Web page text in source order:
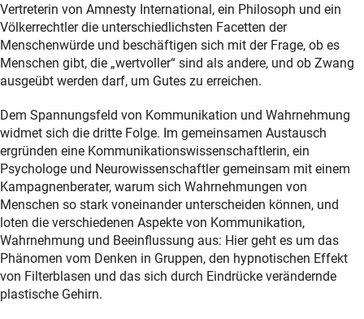
Vertreterin von Amnesty International, ein Philosoph und ein
Völkerrechtler die unterschiedlichsten Facetten der
Menschenwürde und beschäftigen sich mit der Frage, ob es
Menschen gibt, die „wertvoller“ sind als andere, und ob Zwang
ausgeübt werden darf, um Gutes zu erreichen.
Dem Spannungsfeld von Kommunikation und Wahrnehmung
widmet sich die dritte Folge. Im gemeinsamen Austausch
ergründen eine Kommunikationswissenschaftlerin, ein
Psychologe und Neurowissenschaftler gemeinsam mit einem
Kampagnenberater, warum sich Wahrnehmungen von
Menschen so stark voneinander unterscheiden können, und
loten die verschiedenen Aspekte von Kommunikation,
Wahrnehmung und Beeinflussung aus: Hier geht es um das
Phänomen vom Denken in Gruppen, den hypnotischen Effekt
von Filterblasen und das sich durch Eindrücke verändernde
plastische Gehirn.